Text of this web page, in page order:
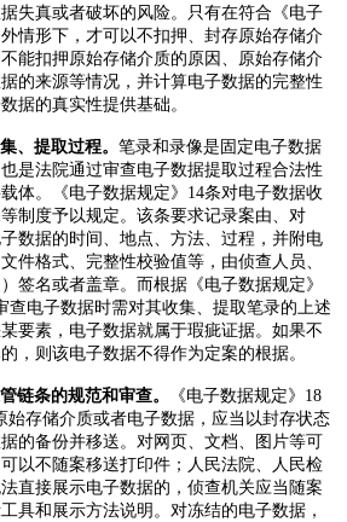
失真或者破坏的风险。只有在符合《电子
情形下，才可以不扣押、封存原始存储介
能扣押原始存储介质的原因、原始存储介
的来源等情况，并计算电子数据的完整性
据的真实性提供基础。
、提取过程。 笔录和录像是固定电子数据
是法院通过审查电子数据提取过程合法性
体。《电子数据规定》 14条对电子数据收
制度予以规定。该条要求记录案由、对
数据的时间、地点、方法、过程，并附电
件格式、完整性校验值等，由侦查人员、
签名或者盖章。而根据《电子数据规定》
查电子数据时需对其收集、提取笔录的上述
要素，电子数据就属于瑕疵证据。如果不
，则该电子数据不得作为定案的根据。
链条的规范和审查。 《电子数据规定》 18
始存储介质或者电子数据，应当以封存状态
的备份并移送。对网页、文档、图片等可
以不随案移送打印件；人民法院、人民检
直接展示电子数据的，侦查机关应当随案
具和展示方法说明。对冻结的电子数据，